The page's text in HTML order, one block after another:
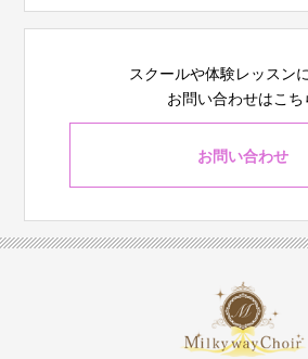
スクールや体験レッスン
お問い合わせはこち
お問い合わせ